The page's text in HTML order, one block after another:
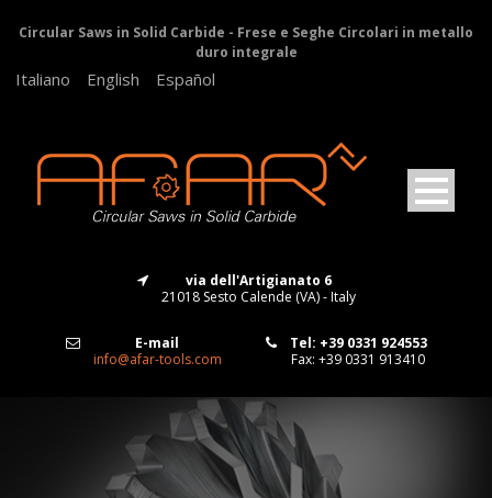
Circular Saws in Solid Carbide - Frese e Seghe Circolari in metallo
duro integrale
Italiano English Español
via dell'Artigianato 6
21018 Sesto Calende (VA) - Italy
E-mail
info@afar-tools.com
Tel: +39 0331 924553
Fax: +39 0331 913410